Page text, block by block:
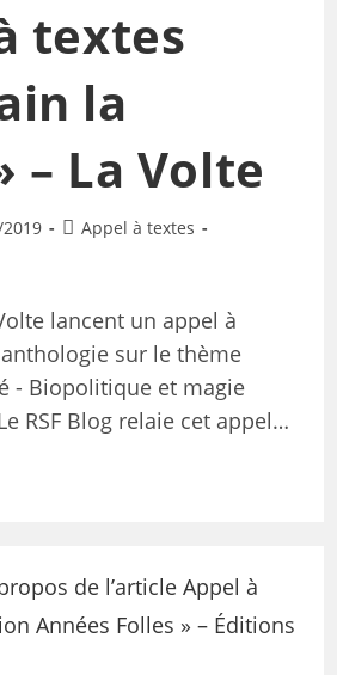
textes
la
– La Volte
Appel à textes
lancent un appel à
sur le thème
- Biopolitique et magie
RSF Blog relaie cet appel…